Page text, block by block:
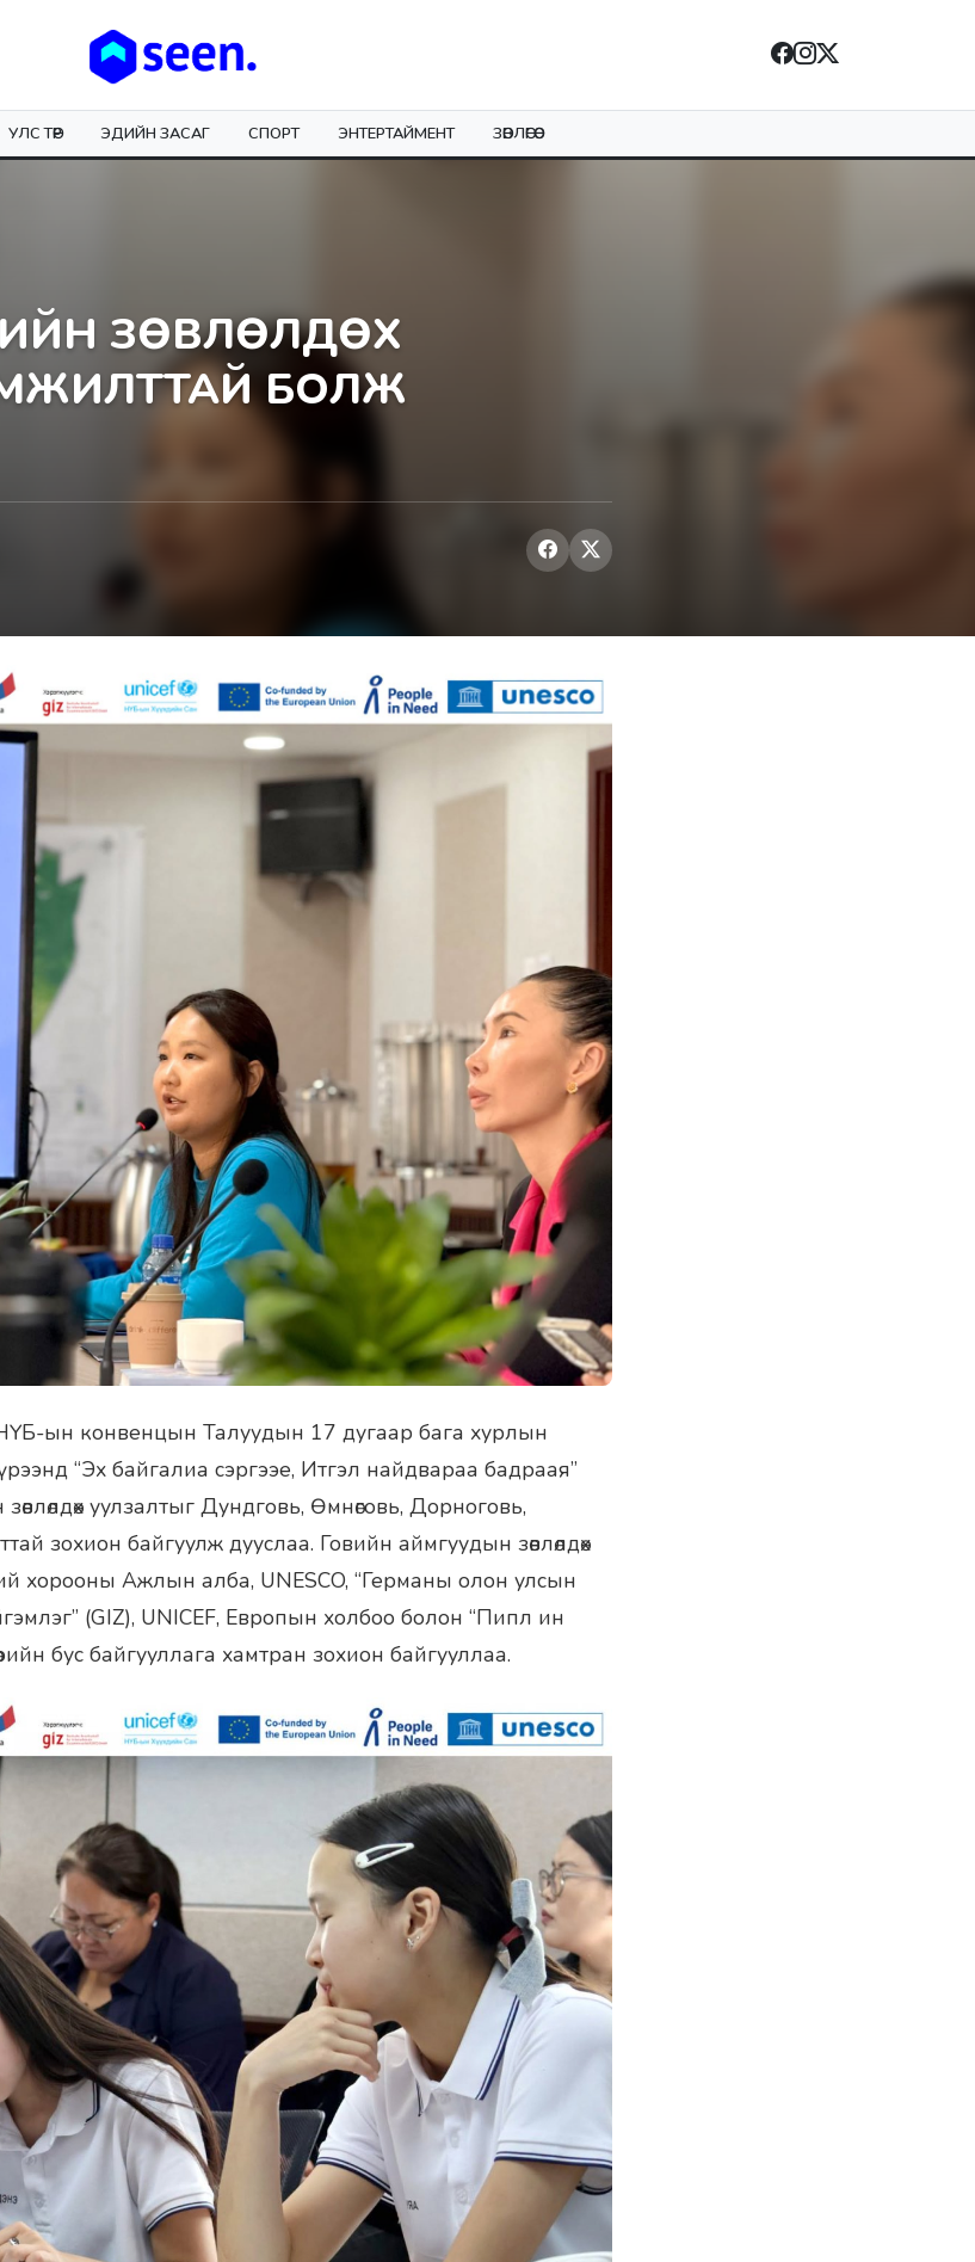
УЛС ТӨР ЭДИЙН ЗАСАГ СПОРТ ЭНТЕРТАЙМЕНТ ЗӨВЛӨГӨӨ
ЗӨВЛӨЛДӨХ
БОЛЖ
ын конвенцын Талуудын 17 дугаар бага хурлын
“Эх байгалиа сэргээе, Итгэл найдвараа бадраая”
уулзалтыг Дундговь, Өмнөговь, Дорноговь,
зохион байгуулж дууслаа. Говийн аймгуудын зөвлөлдөх
хорооны Ажлын алба, UNESCO, “Германы олон улсын
(GIZ), UNICEF, Европын холбоо болон “Пипл ин
бус байгууллага хамтран зохион байгууллаа.